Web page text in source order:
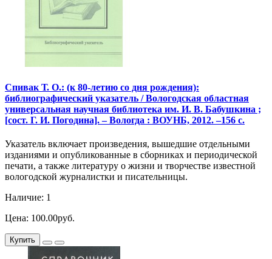
Спивак Т. О.: (к 80-летию со дня рождения):
библиографический указатель / Вологодская областная
универсальная научная библиотека им. И. В. Бабушкина ;
[cост. Г. И. Погодина]. – Вологда : ВОУНБ, 2012. –156 с.
Указатель включает произведения, вышедшие отдельными
изданиями и опубликованные в сборниках и периодической
печати, а также литературу о жизни и творчестве известной
вологодской журналистки и писательницы.
Наличие: 1
Цена: 100.00руб.
Купить